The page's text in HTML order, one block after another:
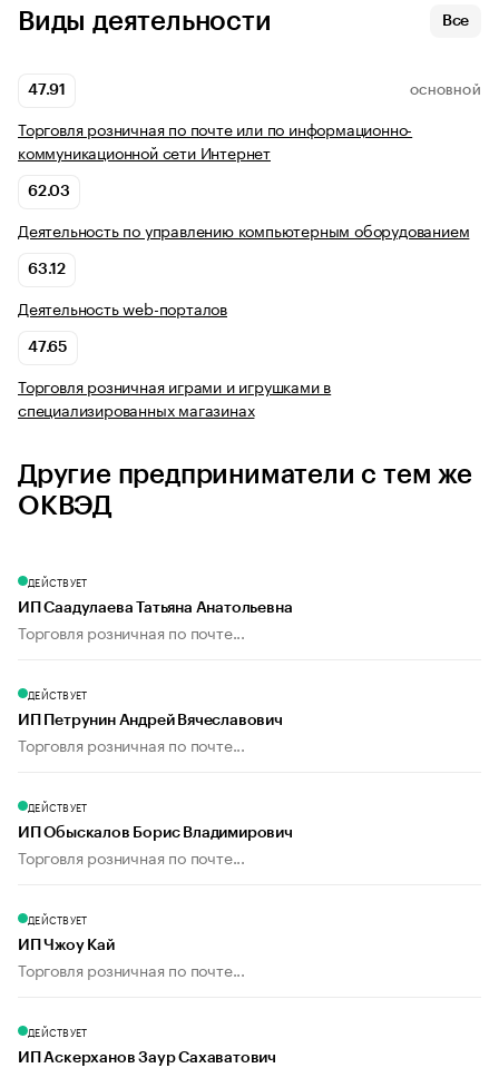
Виды деятельности Все
47.91 ОСНОВНОЙ
Торговля розничная по почте или по информационно-
коммуникационной сети Интернет
62.03
Деятельность по управлению компьютерным оборудованием
63.12
Деятельность web-порталов
47.65
Торговля розничная играми и игрушками в
специализированных магазинах
Другие предприниматели с тем же
ОКВЭД
ДЕЙСТВУЕТ
ИП Саадулаева Татьяна Анатольевна
Торговля розничная по почте...
ДЕЙСТВУЕТ
ИП Петрунин Андрей Вячеславович
Торговля розничная по почте...
ДЕЙСТВУЕТ
ИП Обыскалов Борис Владимирович
Торговля розничная по почте...
ДЕЙСТВУЕТ
ИП Чжоу Кай
Торговля розничная по почте...
ДЕЙСТВУЕТ
ИП Аскерханов Заур Сахаватович